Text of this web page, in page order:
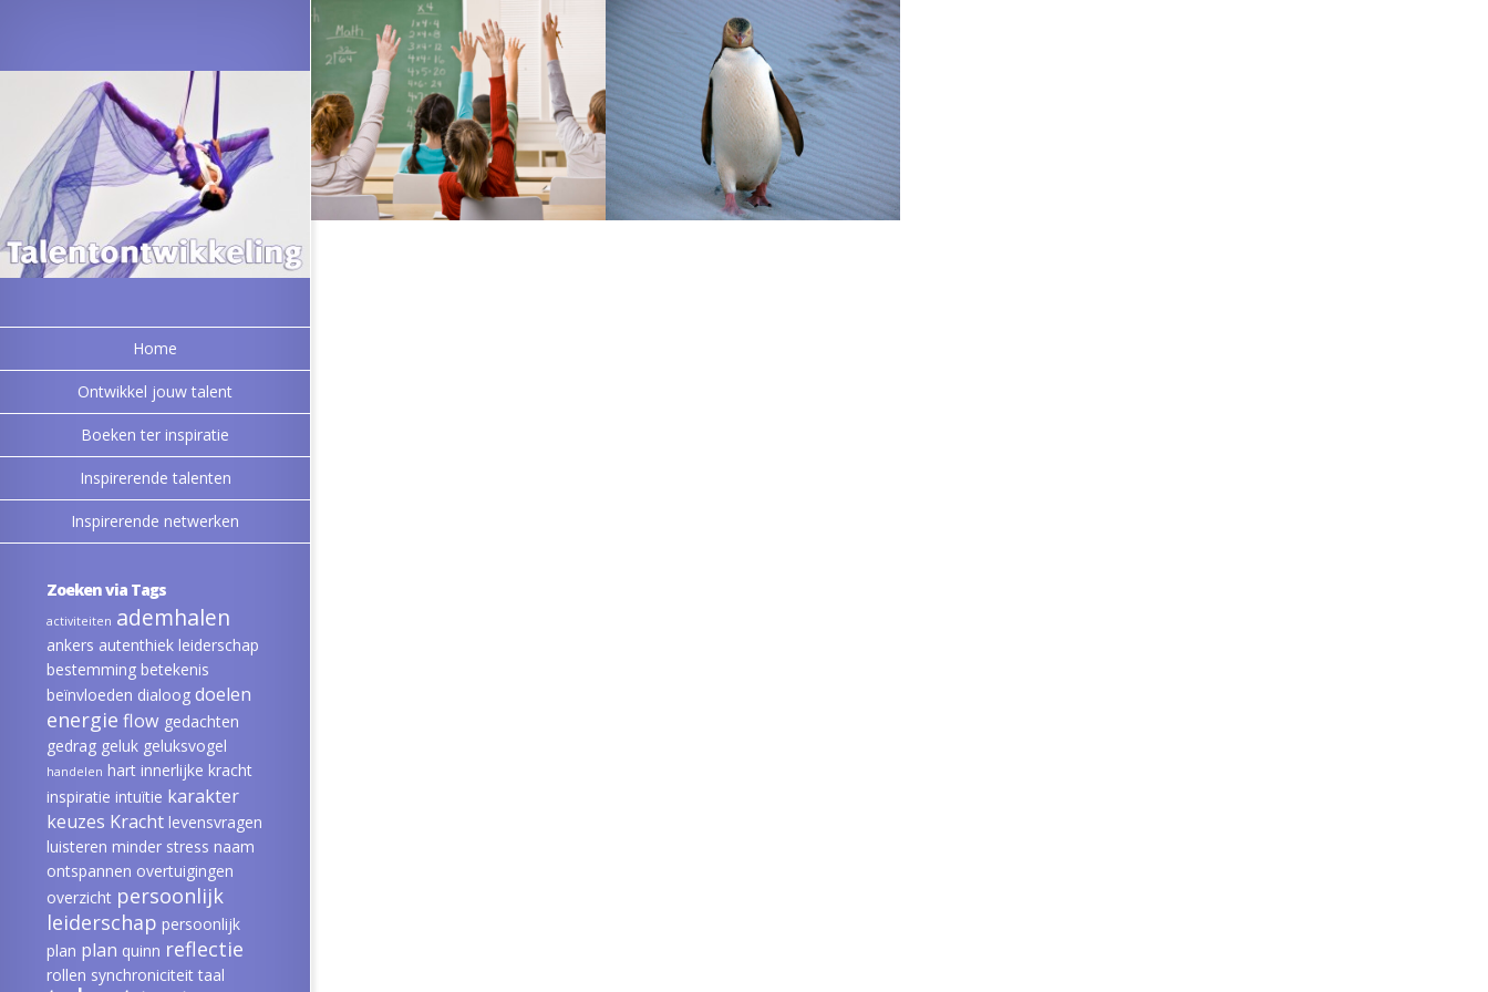
Home
Ontwikkel jouw talent
Boeken ter inspiratie
Inspirerende talenten
Inspirerende netwerken
Zoeken via Tags
activiteiten ademhalen
ankers autenthiek leiderschap
bestemming betekenis
beïnvloeden dialoog doelen
energie flow gedachten
gedrag geluk geluksvogel
handelen hart innerlijke kracht
inspiratie intuïtie karakter
keuzes Kracht levensvragen
luisteren minder stress naam
ontspannen overtuigingen
overzicht persoonlijk
leiderschap persoonlijk
plan plan quinn reflectie
rollen synchroniciteit taal